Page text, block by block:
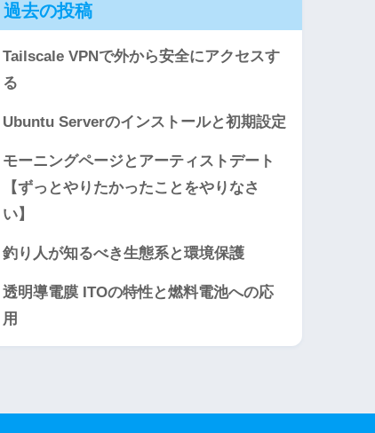
過去の投稿
Tailscale VPNで外から安全にアクセスす
る
Ubuntu Serverのインストールと初期設定
モーニングページとアーティストデート
【ずっとやりたかったことをやりなさ
い】
釣り人が知るべき生態系と環境保護
透明導電膜 ITOの特性と燃料電池への応
用